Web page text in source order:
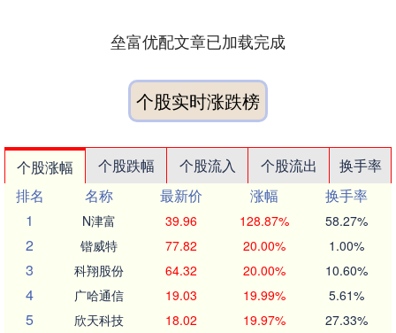
垒富优配文章已加载完成
个股实时涨跌榜
个股涨幅 个股跌幅 个股流入 个股流出
换手率
排名
名称 最新价 涨幅
换手率
1
N津富 39.96 128.87% 58.27%
2 锴威特 77.82 20.00% 1.00%
3 科翔股份 64.32 20.00% 10.60%
4 广哈通信 19.03 19.99% 5.61%
5 欣天科技 18.02 19.97% 27.33%